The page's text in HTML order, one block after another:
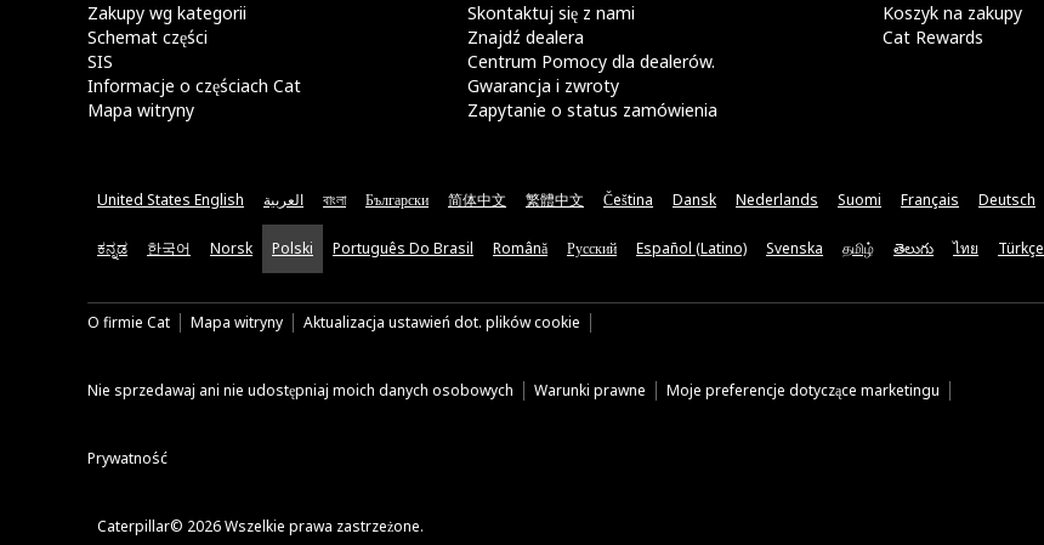
Zakupy wg kategorii
Schemat części
SIS
Informacje o częściach Cat
Mapa witryny
Skontaktuj się z nami
Znajdź dealera
Centrum Pomocy dla dealerów.
Gwarancja i zwroty
Zapytanie o status zamówienia
Koszyk na zakupy
Cat Rewards
United States English العربية বাংলা Български 简体中文 繁體中文 Čeština Dansk Nederlands Suomi Français Deutsch
ಕನ್ನಡ 한국어 Norsk Polski Português Do Brasil Română Русский Español (Latino) Svenska தமிழ் తెలుగు ไทย Türkçe
O firmie Cat Mapa witryny Aktualizacja ustawień dot. plików cookie
Nie sprzedawaj ani nie udostępniaj moich danych osobowych Warunki prawne Moje preferencje dotyczące marketingu
Prywatność
Caterpillar© 2026 Wszelkie prawa zastrzeżone.